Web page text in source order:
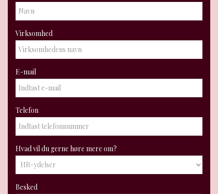
Virksomhed
E-mail
Telefon
Hvad vil du gerne høre mere om?
Besked